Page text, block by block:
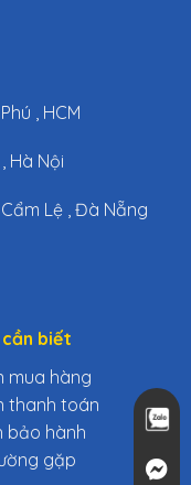
, HCM
Hà Nội
Lệ , Đà Nẵng
biết
mua hàng
thanh toán
bảo hành
gặp